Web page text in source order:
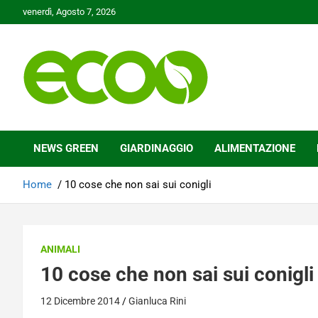
to
venerdì, Agosto 7, 2026
Ecoo.it
NEWS GREEN GIARDINAGGIO ALIMENTAZIONE
Home 10 cose che non sai sui conigli
ANIMALI
10 cose che non sai sui conigli
12 Dicembre 2014 Gianluca Rini